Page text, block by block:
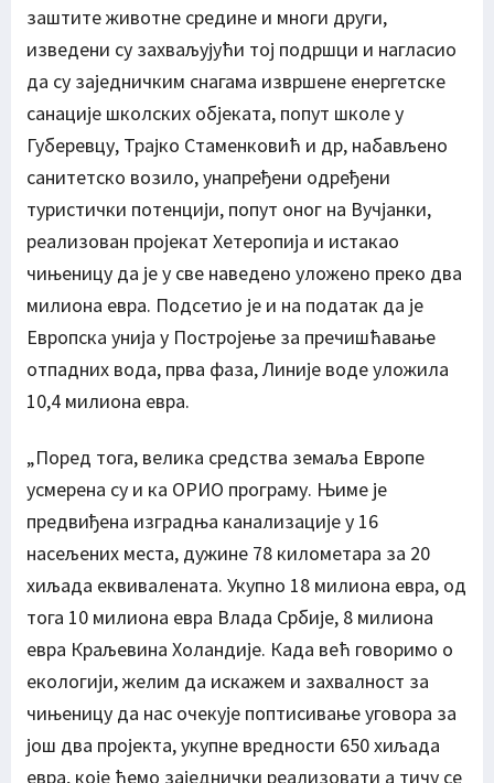
заштите животне средине и многи други,
изведени су захваљујући тој подршци и нагласио
да су заједничким снагама извршене енергетске
санације школских објеката, попут школе у
Губеревцу, Трајко Стаменковић и др, набављено
санитетско возило, унапређени одређени
туристички потенцији, попут оног на Вучјанки,
реализован пројекат Хетеропија и истакао
чињеницу да је у све наведено уложено преко два
милиона евра. Подсетио је и на податак да је
Европска унија у Постројење за пречишћавање
отпадних вода, прва фаза, Линије воде уложила
10,4 милиона евра.
„Поред тога, велика средства земаља Европе
усмерена су и ка ОРИО програму. Њиме је
предвиђена изградња канализације у 16
насељених места, дужине 78 километара за 20
хиљада еквивалената. Укупно 18 милиона евра, од
тога 10 милиона евра Влада Србије, 8 милиона
евра Краљевина Холандије. Када већ говоримо о
екологији, желим да искажем и захвалност за
чињеницу да нас очекује поптисивање уговора за
још два пројекта, укупне вредности 650 хиљада
евра, које ћемо заједнички реализовати а тичу се